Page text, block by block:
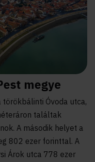
megye
Óvoda utca,
találtak
A második helyet a
802 ezer forinttal. A
Árok utca 778 ezer